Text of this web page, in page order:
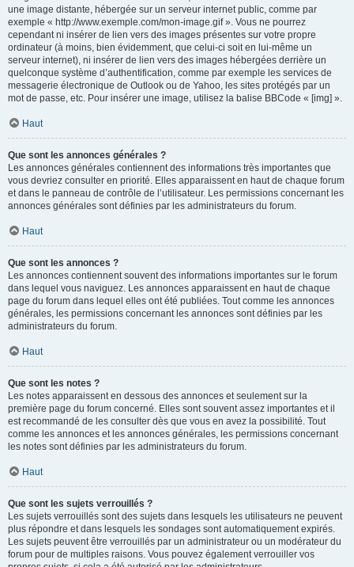
une image distante, hébergée sur un serveur internet public, comme par
exemple « http://www.exemple.com/mon-image.gif ». Vous ne pourrez
cependant ni insérer de lien vers des images présentes sur votre propre
ordinateur (à moins, bien évidemment, que celui-ci soit en lui-même un
serveur internet), ni insérer de lien vers des images hébergées derrière un
quelconque système d’authentification, comme par exemple les services de
messagerie électronique de Outlook ou de Yahoo, les sites protégés par un
mot de passe, etc. Pour insérer une image, utilisez la balise BBCode « [img] ».
Haut
Que sont les annonces générales ?
Les annonces générales contiennent des informations très importantes que
vous devriez consulter en priorité. Elles apparaissent en haut de chaque forum
et dans le panneau de contrôle de l’utilisateur. Les permissions concernant les
annonces générales sont définies par les administrateurs du forum.
Haut
Que sont les annonces ?
Les annonces contiennent souvent des informations importantes sur le forum
dans lequel vous naviguez. Les annonces apparaissent en haut de chaque
page du forum dans lequel elles ont été publiées. Tout comme les annonces
générales, les permissions concernant les annonces sont définies par les
administrateurs du forum.
Haut
Que sont les notes ?
Les notes apparaissent en dessous des annonces et seulement sur la
première page du forum concerné. Elles sont souvent assez importantes et il
est recommandé de les consulter dès que vous en avez la possibilité. Tout
comme les annonces et les annonces générales, les permissions concernant
les notes sont définies par les administrateurs du forum.
Haut
Que sont les sujets verrouillés ?
Les sujets verrouillés sont des sujets dans lesquels les utilisateurs ne peuvent
plus répondre et dans lesquels les sondages sont automatiquement expirés.
Les sujets peuvent être verrouillés par un administrateur ou un modérateur du
forum pour de multiples raisons. Vous pouvez également verrouiller vos